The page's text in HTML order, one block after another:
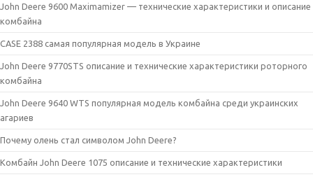
John Deere 9600 Maximamizer — технические характеристики и описание
комбайна
CASE 2388 самая популярная модель в Украине
John Deere 9770STS описание и технические характеристики роторного
комбайна
John Deere 9640 WTS популярная модель комбайна среди украинских
агариев
Почему олень стал символом John Deere?
Комбайн John Deere 1075 описание и технические характеристики